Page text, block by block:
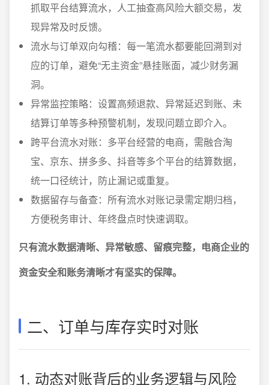
抓取平台结算流水，人工抽查高风险大额交易，发
现异常及时反馈。
流水与订单双向勾稽：每一笔流水都要能回溯到对
应的订单，避免“无主资金”悬挂账面，减少财务漏
洞。
异常监控策略：设置高频退款、异常延迟到账、未
结算订单等多种预警机制，发现问题立即介入。
跨平台流水对账：多平台经营的电商，需融合淘
宝、京东、拼多多、抖音等多个平台的结算数据，
统一口径统计，防止漏记或重复。
数据留存与备查：所有流水对账记录需定期归档，
方便税务审计、年终盘点时快速调取。
只有流水数据清晰、异常敏感、留痕完整，电商企业的
资金安全和账务清晰才有坚实的保障。
二、订单与库存实时对账
1. 动态对账背后的业务逻辑与风险